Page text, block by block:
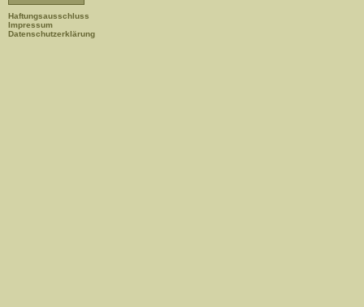
Haftungsausschluss
Impressum
Datenschutzerklärung